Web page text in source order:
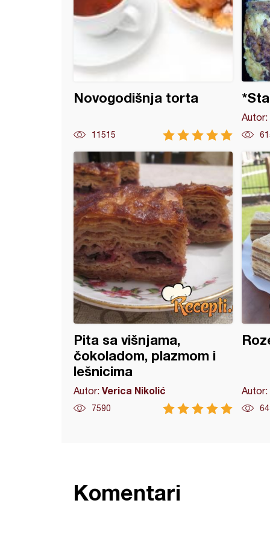
Novogodišnja torta
11515
Autor:
Pita sa višnjama,
čokoladom, plazmom i
lešnicima
Autor: Verica Nikolić
7590
Autor:
Komentari